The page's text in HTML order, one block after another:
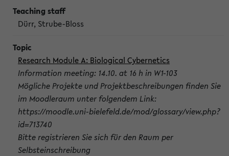
Dürr, Strube-Bloss
Research Module A: Biological Cybernetics
Information meeting: 14.10. at 16 h in W1-103
Mögliche Projekte und Projektbeschreibungen finden Sie
im Moodleraum unter folgendem Link:
https://moodle.uni-bielefeld.de/mod/glossary/view.php?
id=713740
Bitte registrieren Sie sich für den Raum per
Selbsteinschreibung